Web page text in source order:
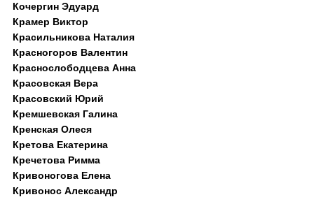
Кочергин Эдуард
Крамер Виктор
Красильникова Наталия
Красногоров Валентин
Краснослободцева Анна
Красовская Вера
Красовский Юрий
Кремшевская Галина
Кренская Олеся
Кретова Екатерина
Кречетова Римма
Кривоногова Елена
Кривонос Александр